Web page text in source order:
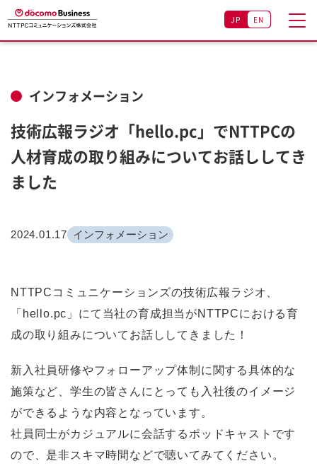
JP EN
インフォメーション
技術広報ラジオ「hello.pc」でNTTPCの
人材育成の取り組みについてお話ししてき
ました
2024.01.17 インフォメーション
NTTPCコミュニケーションズの技術広報ラジオ、
「hello.pc」にて当社の育成担当がNTTPCにおける育
成の取り組みについてお話ししてきました！
新入社員研修やフォローアップ体制に関する具体的な
施策など、学生の皆さんにとっても入社後のイメージ
ができるような内容となっています。
社員同士がカジュアルに会話するポッドキャストです
ので、是非スキマ時間などで聴いてみてください。